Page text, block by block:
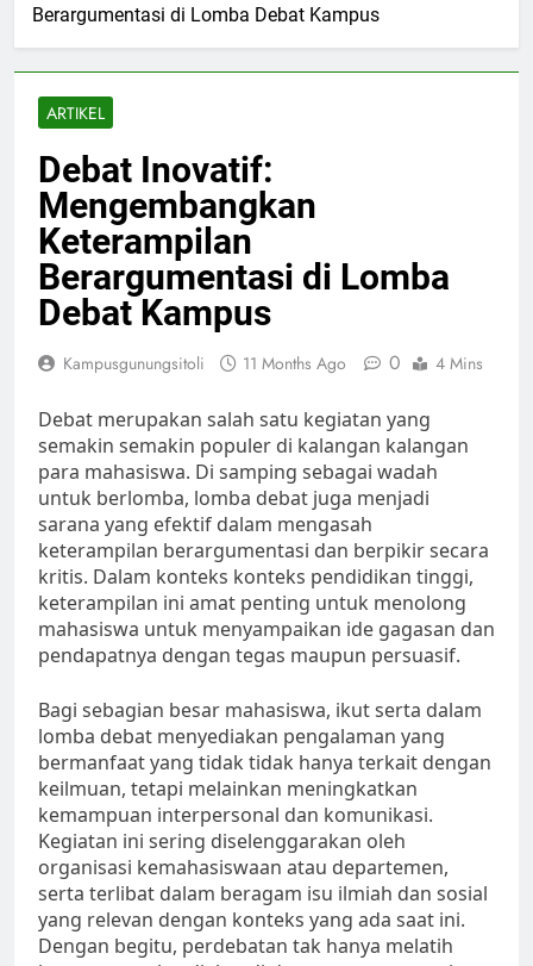
Berargumentasi di Lomba Debat Kampus
ARTIKEL
Debat Inovatif:
Mengembangkan
Keterampilan
Berargumentasi di Lomba
Debat Kampus
Kampusgunungsitoli 11 Months Ago 0 4 Mins
Debat merupakan salah satu kegiatan yang
semakin semakin populer di kalangan kalangan
para mahasiswa. Di samping sebagai wadah
untuk berlomba, lomba debat juga menjadi
sarana yang efektif dalam mengasah
keterampilan berargumentasi dan berpikir secara
kritis. Dalam konteks konteks pendidikan tinggi,
keterampilan ini amat penting untuk menolong
mahasiswa untuk menyampaikan ide gagasan dan
pendapatnya dengan tegas maupun persuasif.
Bagi sebagian besar mahasiswa, ikut serta dalam
lomba debat menyediakan pengalaman yang
bermanfaat yang tidak tidak hanya terkait dengan
keilmuan, tetapi melainkan meningkatkan
kemampuan interpersonal dan komunikasi.
Kegiatan ini sering diselenggarakan oleh
organisasi kemahasiswaan atau departemen,
serta terlibat dalam beragam isu ilmiah dan sosial
yang relevan dengan konteks yang ada saat ini.
Dengan begitu, perdebatan tak hanya melatih